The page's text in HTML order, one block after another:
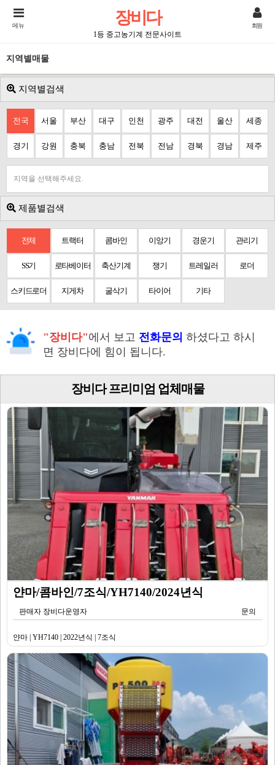
장비다
1등 중고농기계 전문사이트
메뉴 회원
지역별매물
지역별검색
전국 서울 부산 대구 인천 광주 대전 울산 세종
경기 강원 충북 충남 전북 전남 경북 경남 제주
지역을 선택해주세요.
제품별검색
전체 트랙터 콤바인 이앙기 경운기 관리기
SS기 로타베이터 축산기계 쟁기 트레일러 로더
스키드로더 지게차 굴삭기 타이어 기타
"장비다"에서 보고 전화문의 하셨다고 하시
면 장비다에 힘이 됩니다.
장비다 프리미엄 업체매물
얀마/콤바인/7조식/YH7140/2024년식
판매자 장비다운영자 문의
얀마 | YH7140 | 2022년식 | 7조식